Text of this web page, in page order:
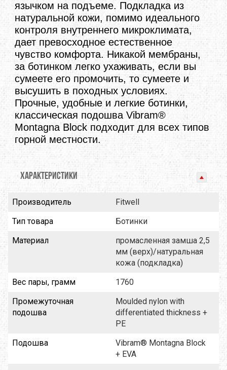
язычком на подъеме. Подкладка из
натуральной кожи, помимо идеального
контроля внутреннего микроклимата,
дает превосходное естественное
чувство комфорта. Никакой мембраны,
за ботинком легко ухаживать, если вы
сумеете его промочить, то сумеете и
высушить в походных условиях.
Прочные, удобные и легкие ботинки,
классическая подошва Vibram®
Montagna Block подходит для всех типов
горной местности.
ХАРАКТЕРИСТИКИ
Производитель
Fitwell
Тип товара
Ботинки
Материал
промасленная замша 2,5
мм (верх)/натуральная
кожа (подкладка)
Вес пары, грамм
1760
Промежуточная
подошва
Moulded nylon with
differentiated thickness +
PE
Подошва
Vibram® Montagna Block
+ EVA